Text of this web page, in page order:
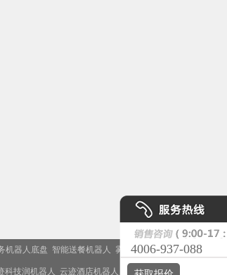
机器人底盘 智能送餐机器人 雾化消毒机 机器人OEM代工厂
科技润机器人 云迹酒店机器人 智能导诊机器人
4006-937-088